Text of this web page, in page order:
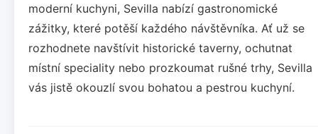
moderní kuchyni, Sevilla nabízí gastronomické
zážitky, které potěší každého návštěvníka. Ať už se
rozhodnete navštívit historické taverny, ochutnat
místní speciality nebo prozkoumat rušné trhy, Sevilla
vás jistě okouzlí svou bohatou a pestrou kuchyní.